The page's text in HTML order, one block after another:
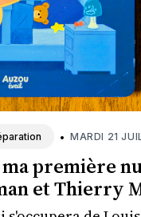
• MARDI 21
première
et Thierry